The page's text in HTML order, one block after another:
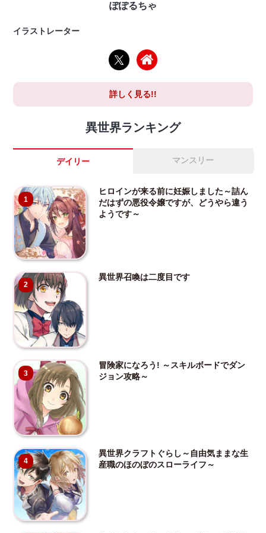
ぽぽるちゃ
イラストレーター
詳しく見る!!
異世界ランキング
デイリー マンスリー
1
ヒロインが来る前に妊娠しました～詰ん
だはずの悪役令嬢ですが、どうやら違う
ようです～
2
異世界召喚は二度目です
3
冒険家になろう! ～スキルボードでダン
ジョン攻略～
4
異世界クラフトぐらし～自由気ままな生
産職のほのぼのスローライフ～